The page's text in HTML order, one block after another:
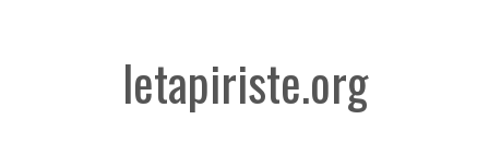
letapiriste.org